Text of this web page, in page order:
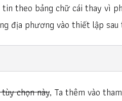
theo bảng chữ cái thay vì
địa phương vào thiết lập
chọn này, Ta thêm vào